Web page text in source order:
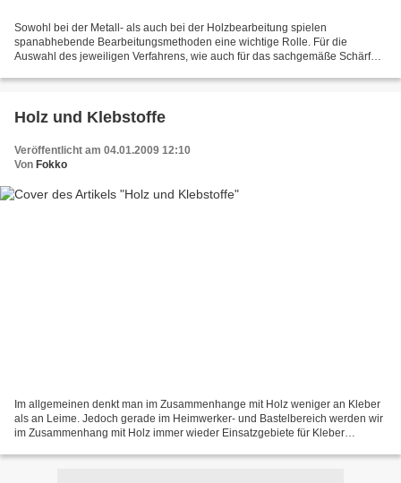
Sowohl bei der Metall- als auch bei der Holzbearbeitung spielen
spanabhebende Bearbeitungsmethoden eine wichtige Rolle. Für die
Auswahl des jeweiligen Verfahrens, wie auch für das sachgemäße Schärfen
Holz und Klebstoffe
Veröffentlicht am 04.01.2009 12:10
Von Fokko
Im allgemeinen denkt man im Zusammenhange mit Holz weniger an Kleber
als an Leime. Jedoch gerade im Heimwerker- und Bastelbereich werden wir
im Zusammenhang mit Holz immer wieder Einsatzgebiete für Kleber